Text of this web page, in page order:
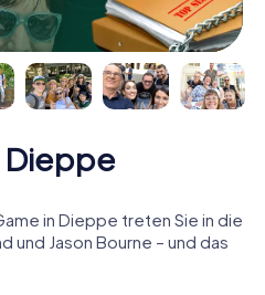
Dieppe
in Dieppe treten Sie in die
und Jason Bourne – und das